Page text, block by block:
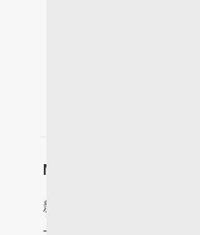
NISA･つみたてNISA
新NISA
一般NISA